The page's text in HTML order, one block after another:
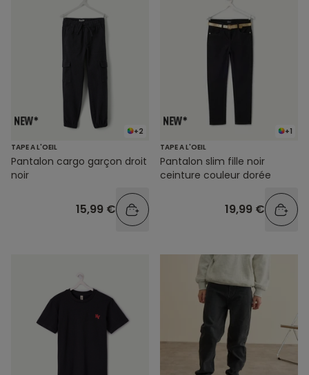
+2
TAPE A L'OEIL
Pantalon cargo garçon droit
noir
15,99 €
+1
TAPE A L'OEIL
Pantalon slim fille noir
ceinture couleur dorée
19,99 €